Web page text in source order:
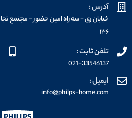
آدرس :
۱۳۶
تلفن ثابت :
021-33546137
ایمیل :
info@philps-home.com